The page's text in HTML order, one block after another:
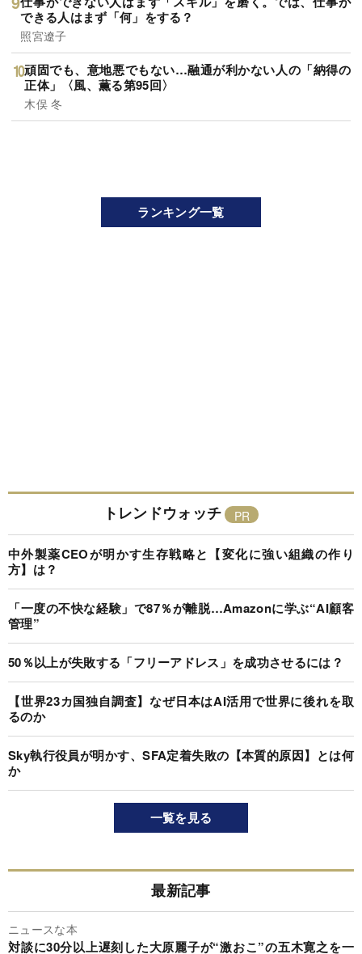
今すぐ昇進させたほうがいい社員の特徴・ベスト1
本田淳也
「心が疲れたら」真っ先にすべきこと・ベスト1
ダイヤモンド社書籍編集局
仕事ができない人はまず「スキル」を磨く。では、仕事が
正体」〈風、薫る第95回〉
中外製薬CEOが明かす生存戦略と【変化に強い組織の作り
方】は？
「一度の不快な経験」で87％が離脱…Amazonに学ぶ“AI顧客
管理”
50％以上が失敗する「フリーアドレス」を成功させるには？
【世界23カ国独自調査】なぜ日本はAI活用で世界に後れを取
Sky執行役員が明かす、SFA定着失敗の【本質的原因】とは何